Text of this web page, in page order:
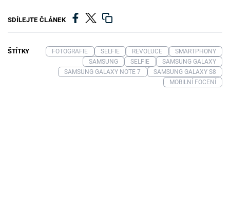
SDÍLEJTE ČLÁNEK
ŠTÍTKY FOTOGRAFIE SELFIE REVOLUCE
SMARTPHONY
SAMSUNG
SELFIE
SAMSUNG GALAXY
SAMSUNG GALAXY NOTE 7
SAMSUNG GALAXY S8
MOBILNÍ FOCENÍ